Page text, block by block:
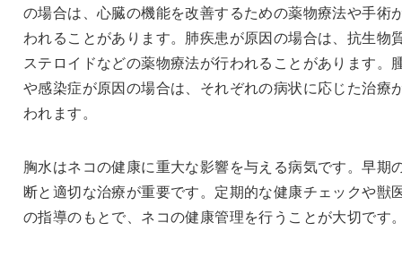
の場合は、心臓の機能を改善するための薬物療法や手術
われることがあります。肺疾患が原因の場合は、抗生物
ステロイドなどの薬物療法が行われることがあります。
や感染症が原因の場合は、それぞれの病状に応じた治療
われます。
胸水はネコの健康に重大な影響を与える病気です。早期
断と適切な治療が重要です。定期的な健康チェックや獣
の指導のもとで、ネコの健康管理を行うことが大切です